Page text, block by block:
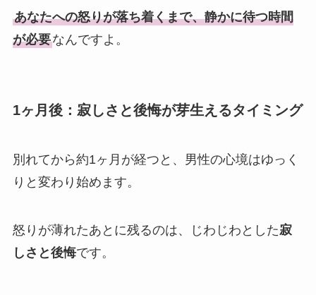
あなたへの怒りが落ち着くまで、静かに待つ時間
が必要なんですよ。
1ヶ月後：寂しさと後悔が芽生えるタイミング
別れてから約1ヶ月が経つと、男性の心境はゆっく
りと変わり始めます。
怒りが薄れたあとに残るのは、じわじわとした寂
しさと後悔です。